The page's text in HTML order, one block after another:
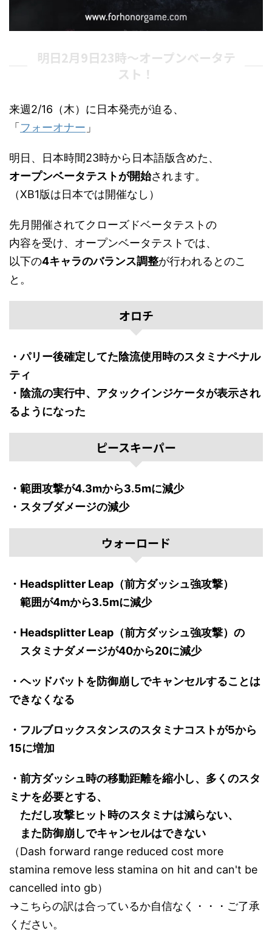
明日2月9日23時〜オープンベータテ
スト！
来週2/16（木）に日本発売が迫る、
「 フォーオナー 」
明日、日本時間23時から日本語版含めた、
オープンベータテストが開始されます。
（XB1版は日本では開催なし）
先月開催されてクローズドベータテストの
内容を受け、オープンベータテストでは、
以下の4キャラのバランス調整が行われるとのこ
と。
オロチ
・パリー後確定してた陰流使用時のスタミナペナル
ティ
・陰流の実行中、アタックインジケータが表示され
るようになった
ピースキーパー
・範囲攻撃が4.3mから3.5mに減少
・スタブダメージの減少
ウォーロード
・Headsplitter Leap（前方ダッシュ強攻撃）
範囲が4mから3.5mに減少
・Headsplitter Leap（前方ダッシュ強攻撃）の
スタミナダメージが40から20に減少
・ヘッドバットを防御崩しでキャンセルすることは
できなくなる
・フルブロックスタンスのスタミナコストが5から
15に増加
・前方ダッシュ時の移動距離を縮小し、多くのスタ
ミナを必要とする、
ただし攻撃ヒット時のスタミナは減らない、
また防御崩しでキャンセルはできない
（Dash forward range reduced cost more
stamina remove less stamina on hit and can't be
cancelled into gb）
→こちらの訳は合っているか自信なく・・・ご了承
ください。